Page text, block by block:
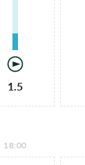
1.5
18:00